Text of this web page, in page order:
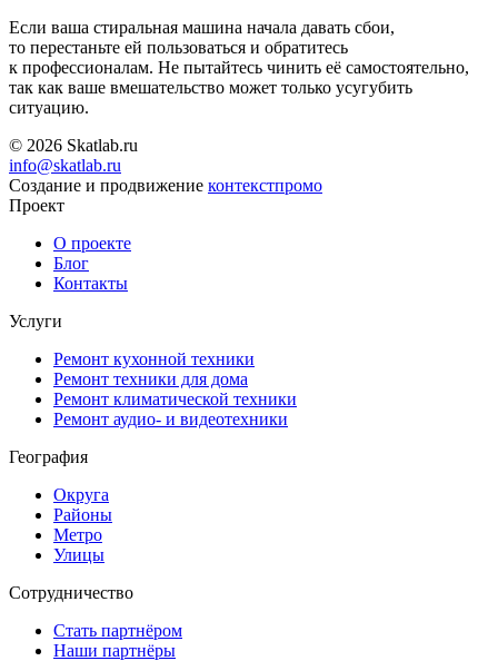
Если ваша стиральная машина начала давать сбои,
то перестаньте ей пользоваться и обратитесь
к профессионалам. Не пытайтесь чинить её самостоятельно,
так как ваше вмешательство может только усугубить
ситуацию.
© 2026 Skatlab.ru
info@skatlab.ru
Создание и продвижение контекстпромо
Проект
О проекте
Блог
Контакты
Услуги
Ремонт кухонной техники
Ремонт техники для дома
Ремонт климатической техники
Ремонт аудио- и видеотехники
География
Округа
Районы
Метро
Улицы
Сотрудничество
Стать партнёром
Наши партнёры